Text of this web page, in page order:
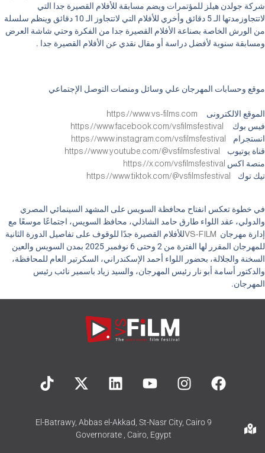
شركة جولدن هيلز للمؤتمرات ويضم مسابقة للأفلام القصيرة جدا التي
لاتتجاوزمدتها الـ 5 دقائق وأخري للأفلام التي لاتتجاوز الـ 10 دقائق وينظم سلسلة
من الورش الخاصة بصناعة الأفلام القصيرة جدا من الفكرة وحتي شاشة العرض
ومسابقة سنوية لأفضل دراسة أو مقال نقدي عن الأفلام القصيرة جدا .
موقع وحسابات المهرجان علي وسائل ومنصات التوصل الإجتماعي
الموقع الالكترونى
https://www.vs-films.com
فيس بوك
https://www.facebook.com/vsfilmsfestival
انستجرام
https://www.instagram.com/vsfilmsfestival
قناة يوتيوب
https://www.youtube.com/@vsfilmsfestival
منصة اكس https://x.com/vsfilmsfestival
تيك توك
https://www.tiktok.com/@vsfilmsfestival
في خطوة تعكس انفتاح محافظة السويس على المشهد السينمائي المصري
والدولي، عقد اللواء طارق حامد الشاذلي، محافظ السويس، اجتماعًا موسعًا مع
إدارة مهرجان VS-FILMللأفلام القصيرة جدًا للوقوف على تفاصيل الدورة الثانية
للمهرجان المقرر لها الفترة من 2 وحتى 6 نوفمبر 2025 بمدن السويس والعين
السخنة والجلالة، بحضور اللواء أحمد الإسكندراني، السكرتير العام للمحافظة،
والدكتور أسامة أبو نار رئيس المهرجان، والسيد زياد باسمير نائب رئيس
المهرجان.
9 El-Batrawy, Abbas el-Akkad, St-Nasr City, Cairo
Governorate , Cairo, Egypt